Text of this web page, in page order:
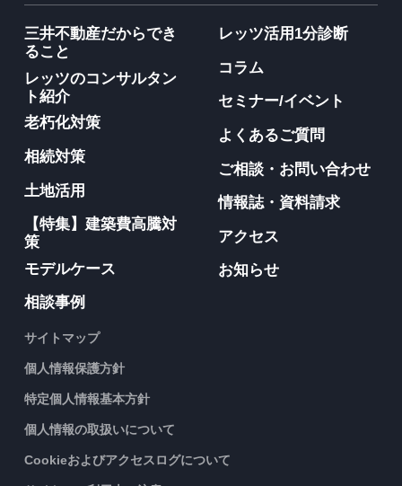
三井不動産だからでき
ること
レッツのコンサルタン
ト紹介
老朽化対策
相続対策
土地活用
【特集】建築費高騰対
策
モデルケース
相談事例
レッツ活用1分診断
コラム
セミナー/イベント
よくあるご質問
ご相談・お問い合わせ
情報誌・資料請求
アクセス
お知らせ
サイトマップ
個人情報保護方針
特定個人情報基本方針
個人情報の取扱いについて
Cookieおよびアクセスログについて